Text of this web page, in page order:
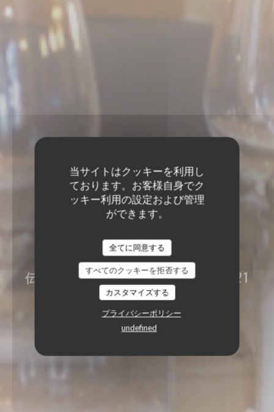
当サイトはクッキーを利用し
ております。お客様自身でク
ッキー利用の設定および管理
ができます。
全てに同意する
すべてのクッキーを拒否する
カスタマイズする
プライバシーポリシー
undefined
LA TABLE DES ANGES
LA TABLE DES ANGES
伝統的なレストラン|+33 6 70 54 21
59‬